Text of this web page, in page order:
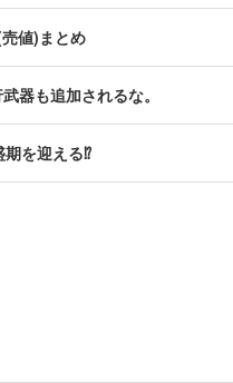
値)まとめ
器も追加されるな。
期を迎える⁉